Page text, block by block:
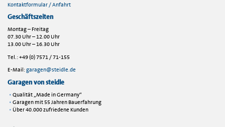
Kontaktformular / Anfahrt
Geschäftszeiten
Montag – Freitag
07.30 Uhr – 12.00 Uhr
13.00 Uhr – 16.30 Uhr
Tel.: +49 (0) 7571 / 71-155
E-Mail:garagen@steidle.de
Garagen von steidle
Qualität „Made in Germany“
Garagen mit 55 Jahren Bauerfahrung
Über 40.000 zufriedene Kunden